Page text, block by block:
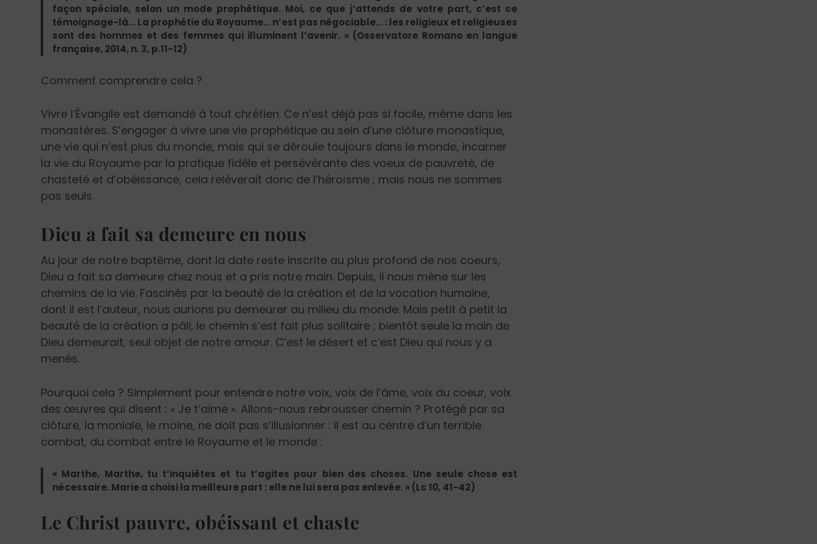
façon spéciale, selon un mode prophétique. Moi, ce que j’attends de votre part, c’est ce
témoignage-là… La prophétie du Royaume… n’est pas négociable… : les religieux et religieuses
sont des hommes et des femmes qui illuminent l’avenir. » (Osservatore Romano en langue
française, 2014, n. 3, p.11-12)
Comment comprendre cela ?
Vivre l’Évangile est demandé à tout chrétien. Ce n’est déjà pas si facile, même dans les
monastères. S’engager à vivre une vie prophétique au sein d’une clôture monastique,
une vie qui n’est plus du monde, mais qui se déroule toujours dans le monde, incarner
la vie du Royaume par la pratique fidèle et persévérante des voeux de pauvreté, de
chasteté et d’obéissance, cela relèverait donc de l’héroïsme ; mais nous ne sommes
pas seuls.
Dieu a fait sa demeure en nous
Au jour de notre baptême, dont la date reste inscrite au plus profond de nos coeurs,
Dieu a fait sa demeure chez nous et a pris notre main. Depuis, il nous mène sur les
chemins de la vie. Fascinés par la beauté de la création et de la vocation humaine,
dont il est l’auteur, nous aurions pu demeurer au milieu du monde. Mais petit à petit la
beauté de la création a pâli, le chemin s’est fait plus solitaire ; bientôt seule la main de
Dieu demeurait, seul objet de notre amour. C’est le désert et c’est Dieu qui nous y a
menés.
Pourquoi cela ? Simplement pour entendre notre voix, voix de l’âme, voix du coeur, voix
des œuvres qui disent : « Je t’aime ». Allons-nous rebrousser chemin ? Protégé par sa
clôture, la moniale, le moine, ne doit pas s’illusionner : il est au centre d’un terrible
combat, du combat entre le Royaume et le monde :
« Marthe, Marthe, tu t’inquiètes et tu t’agites pour bien des choses. Une seule chose est
nécessaire. Marie a choisi la meilleure part : elle ne lui sera pas enlevée. » (Lc 10, 41-42)
Le Christ pauvre, obéissant et chaste